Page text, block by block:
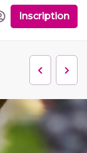
Inscription